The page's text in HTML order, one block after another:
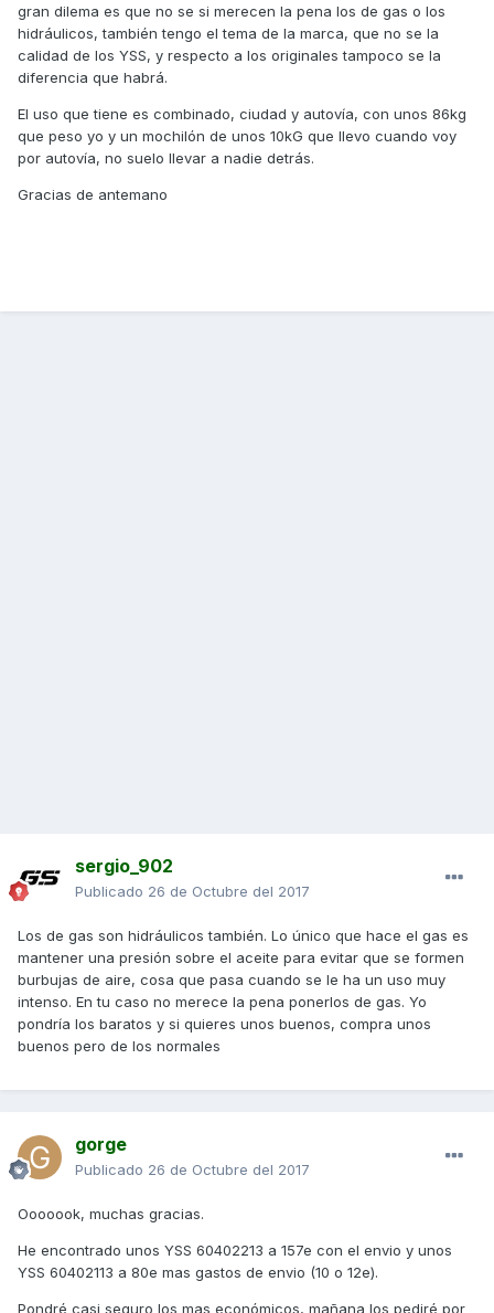
gran dilema es que no se si merecen la pena los de gas o los
hidráulicos, también tengo el tema de la marca, que no se la
calidad de los YSS, y respecto a los originales tampoco se la
diferencia que habrá.
El uso que tiene es combinado, ciudad y autovía, con unos 86kg
que peso yo y un mochilón de unos 10kG que llevo cuando voy
por autovía, no suelo llevar a nadie detrás.
Gracias de antemano
sergio_902
Publicado 26 de Octubre del 2017
Los de gas son hidráulicos también. Lo único que hace el gas es
mantener una presión sobre el aceite para evitar que se formen
burbujas de aire, cosa que pasa cuando se le ha un uso muy
intenso. En tu caso no merece la pena ponerlos de gas. Yo
pondría los baratos y si quieres unos buenos, compra unos
buenos pero de los normales
gorge
Publicado 26 de Octubre del 2017
Ooooook, muchas gracias.
He encontrado unos YSS 60402213 a 157e con el envio y unos
YSS 60402113 a 80e mas gastos de envio (10 o 12e).
Pondré casi seguro los mas económicos, mañana los pediré por